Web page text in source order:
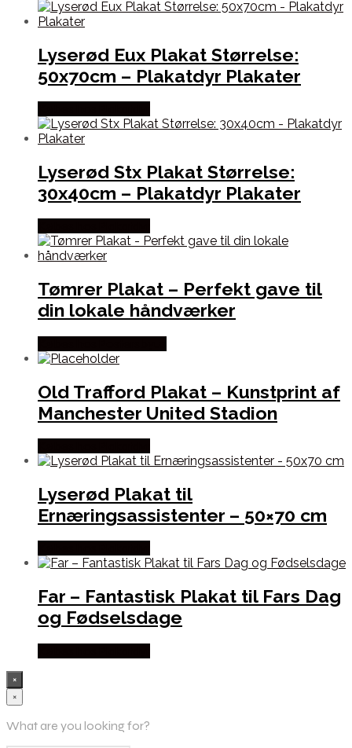
Lyserød Eux Plakat Størrelse:
50x70cm – Plakatdyr Plakater
Lyserød Stx Plakat Størrelse:
30x40cm – Plakatdyr Plakater
Tømrer Plakat – Perfekt gave til
din lokale håndværker
Old Trafford Plakat – Kunstprint af
Manchester United Stadion
Lyserød Plakat til
Ernæringsassistenter – 50×70 cm
Far – Fantastisk Plakat til Fars Dag
og Fødselsdage
×
×
What are you looking for?